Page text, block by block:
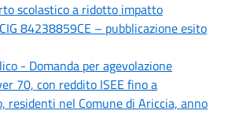
scolastico a ridotto impatto
84238859CE – pubblicazione esito
- Domanda per agevolazione
70, con reddito ISEE fino a
residenti nel Comune di Ariccia, anno